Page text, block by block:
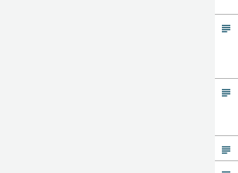
subject
subject
subject